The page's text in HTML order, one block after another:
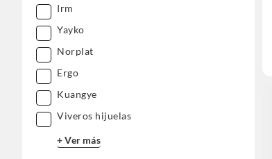
Irm
Yayko
Norplat
Ergo
Kuangye
Viveros hijuelas
+ Ver más